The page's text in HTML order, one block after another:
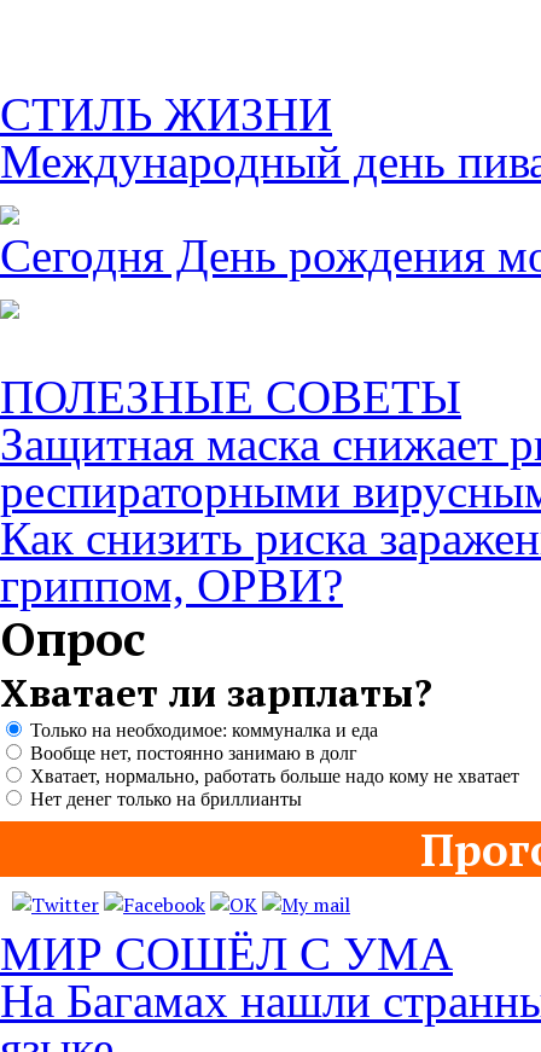
СТИЛЬ ЖИЗНИ
Международный день
Сегодня День рождения
ПОЛЕЗНЫЕ СОВЕТЫ
Защитная маска снижает
респираторными
Как снизить риска
гриппом, ОРВИ?
Опрос
Хватает ли зарплаты?
Только на необходимое: коммуналка и еда
Вообще нет, постоянно занимаю в долг
Хватает, нормально, работать больше надо кому не хватает
Нет денег только на бриллианты
МИР СОШЁЛ С УМА
На Багамах нашли